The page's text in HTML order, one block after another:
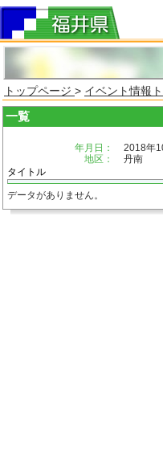
トップページ > イベント情報
一覧
年月日：
2018年
地区：
丹南
タイトル
データがありません。